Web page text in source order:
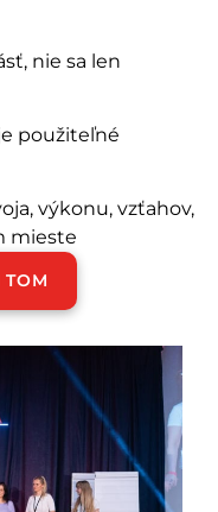
nie sa len
použiteľné
výkonu, vzťahov,
mieste
TOM